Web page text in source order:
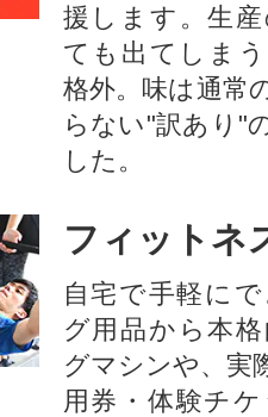
援します。⽣
ても出てしま
格外。味は通常
らない"訳あり"
した。
フィットネ
自宅で手軽に
グ用品から本
グマシンや、実
用券・体験チ